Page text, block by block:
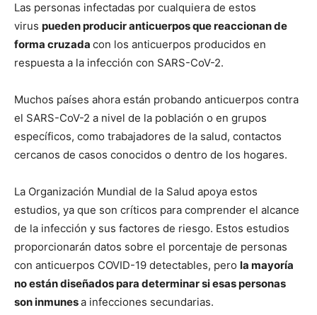
Las personas infectadas por cualquiera de estos
virus pueden producir anticuerpos que reaccionan de
forma cruzada con los anticuerpos producidos en
respuesta a la infección con SARS-CoV-2.
Muchos países ahora están probando anticuerpos contra
el SARS-CoV-2 a nivel de la población o en grupos
específicos, como trabajadores de la salud, contactos
cercanos de casos conocidos o dentro de los hogares.
La Organización Mundial de la Salud apoya estos
estudios, ya que son críticos para comprender el alcance
de la infección y sus factores de riesgo. Estos estudios
proporcionarán datos sobre el porcentaje de personas
con anticuerpos COVID-19 detectables, pero la mayoría
no están diseñados para determinar si esas personas
son inmunesa infecciones secundarias.